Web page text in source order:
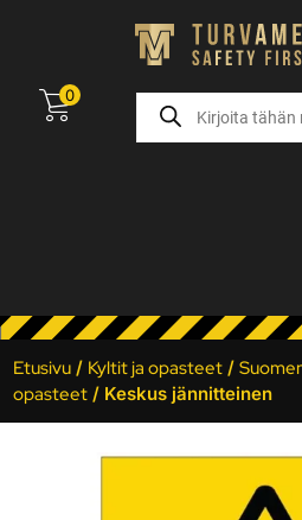
0
Etusivu / Kyltit ja opasteet /
opasteet / Keskus jännitteinen